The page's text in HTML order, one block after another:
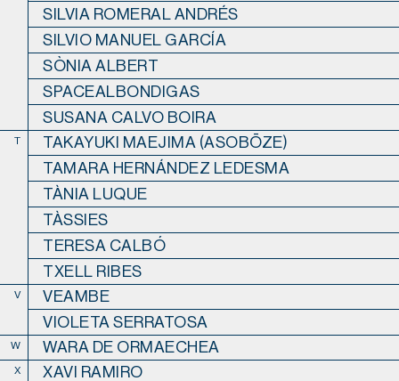
SILVIA ROMERAL ANDRÉS
SILVIO MANUEL GARCÍA
SÒNIA ALBERT
SPACEALBONDIGAS
SUSANA CALVO BOIRA
T
TAKAYUKI MAEJIMA (ASOBŌZE)
TAMARA HERNÁNDEZ LEDESMA
TÀNIA LUQUE
TÀSSIES
TERESA CALBÓ
TXELL RIBES
V
VEAMBE
VIOLETA SERRATOSA
W WARA DE ORMAECHEA
X
XAVI RAMIRO